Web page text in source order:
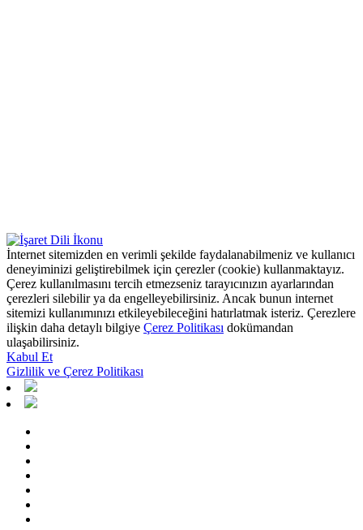
İnternet sitemizden en verimli şekilde faydalanabilmeniz ve kullanıcı
deneyiminizi geliştirebilmek için çerezler (cookie) kullanmaktayız.
Çerez kullanılmasını tercih etmezseniz tarayıcınızın ayarlarından
çerezleri silebilir ya da engelleyebilirsiniz. Ancak bunun internet
sitemizi kullanımınızı etkileyebileceğini hatırlatmak isteriz. Çerezlere
ilişkin daha detaylı bilgiye Çerez Politikası dokümandan
ulaşabilirsiniz.
Kabul Et
Gizlilik ve Çerez Politikası